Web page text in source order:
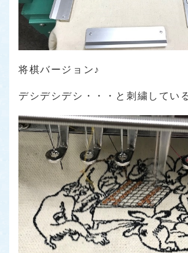
将棋バージョン♪
デシデシデシ・・・と刺繍してい